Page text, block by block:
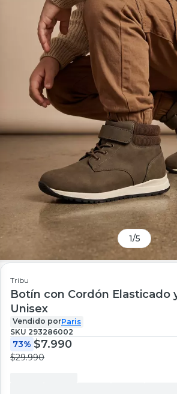
1/5
Tribu
Botín con Cordón Elasticado
Unisex
Vendido porParis
SKU 293286002
73% $7.990
$29.990